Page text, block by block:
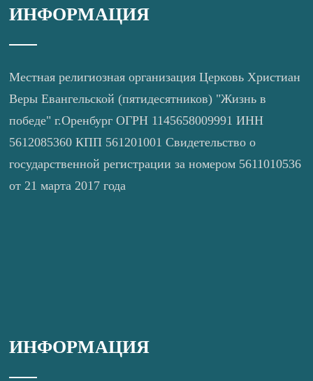
ИНФОРМАЦИЯ
Местная религиозная организация Церковь Христиан
Веры Евангельской (пятидесятников) "Жизнь в
победе" г.Оренбург ОГРН 1145658009991 ИНН
5612085360 КПП 561201001 Свидетельство о
государственной регистрации за номером 5611010536
от 21 марта 2017 года
ИНФОРМАЦИЯ